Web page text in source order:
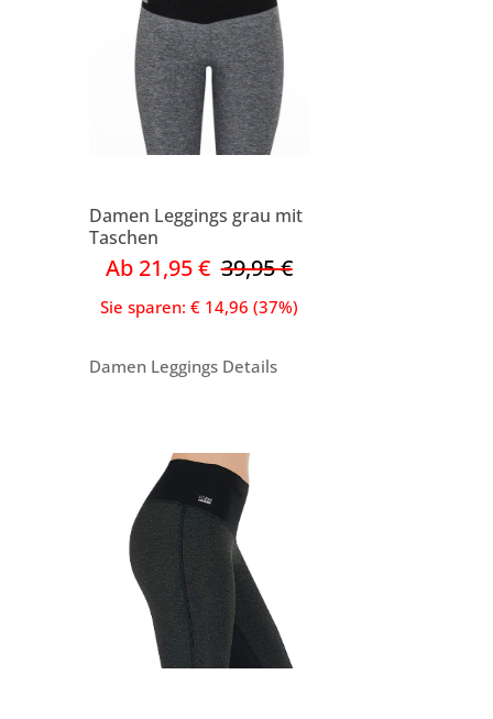
Damen Leggings grau mit
Taschen
Ab 21,95 €39,95 €
Sie sparen: € 14,96 (37%)
Damen Leggings Details